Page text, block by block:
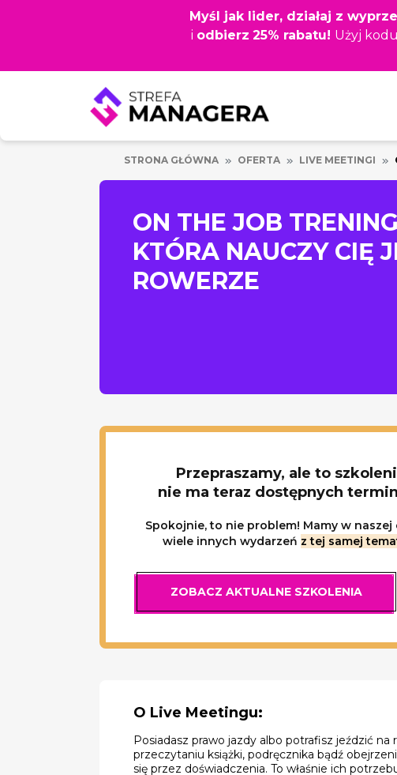
Myśl jak lider, działaj z
i odbierz 25% rabatu! Użyj kodu
STRONA GŁÓWNA OFERTA LIVE MEETINGI
ON THE JOB
KTÓRA NAUCZY CIĘ
ROWERZE
Przepraszamy, ale to
nie ma teraz dostępnych
Spokojnie, to nie problem! Mamy w naszej
wiele innych wydarzeń z tej samej
ZOBACZ AKTUALNE SZKOLENIA
O Live Meetingu:
Posiadasz prawo jazdy albo potrafisz jeździć
przeczytaniu książki, podręcznika bądź
się przez doświadczenia. To właśnie ich